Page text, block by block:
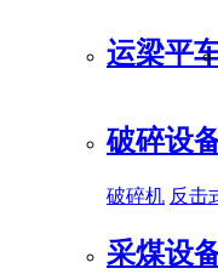
运梁平
破碎设
破碎机 反击
采煤设